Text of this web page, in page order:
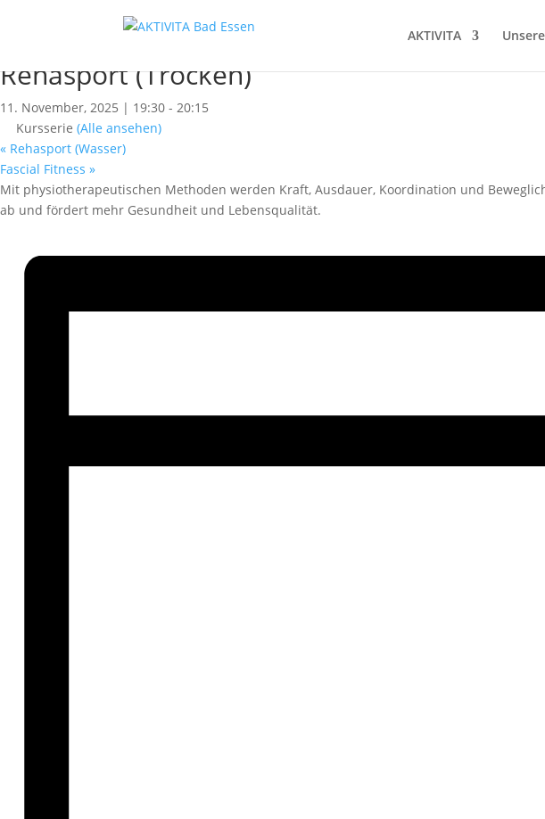
AKTIVITA
Rehasport (Trocken)
11. November, 2025 | 19:30 - 20:15
Kursserie (Alle ansehen)
« Rehasport (Wasser)
Fascial Fitness »
Mit physiotherapeutischen Methoden werden Kraft, Ausdauer, Koordination und
ab und fördert mehr Gesundheit und Lebensqualität.